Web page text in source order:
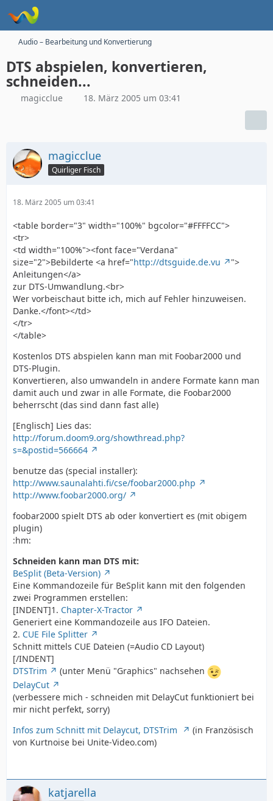
Audio – Bearbeitung und Konvertierung
DTS abspielen, konvertieren,
schneiden...
magicclue 18. März 2005 um 03:41
magicclue
Quirliger Fisch
18. März 2005 um 03:41
<table border="3" width="100%" bgcolor="#FFFFCC">
<tr>
<td width="100%"><font face="Verdana"
size="2">Bebilderte <a href="http://dtsguide.de.vu
">
Anleitungen</a>
zur DTS-Umwandlung.<br>
Wer vorbeischaut bitte ich, mich auf Fehler hinzuweisen.
Danke.</font></td>
</tr>
</table>
Kostenlos DTS abspielen kann man mit Foobar2000 und
DTS-Plugin.
Konvertieren, also umwandeln in andere Formate kann man
damit auch und zwar in alle Formate, die Foobar2000
beherrscht (das sind dann fast alle)
[Englisch] Lies das:
http://forum.doom9.org/showthread.php?
s=&postid=566664
benutze das (special installer):
http://www.saunalahti.fi/cse/foobar2000.php
http://www.foobar2000.org/
foobar2000 spielt DTS ab oder konvertiert es (mit obigem
plugin)
:hm:
Schneiden kann man DTS mit:
BeSplit (Beta-Version)
Eine Kommandozeile für BeSplit kann mit den folgenden
zwei Programmen erstellen:
[INDENT]1. Chapter-X-Tractor
Generiert eine Kommandozeile aus IFO Dateien.
2. CUE File Splitter
Schnitt mittels CUE Dateien (=Audio CD Layout)
[/INDENT]
DTSTrim
(unter Menü "Graphics" nachsehen
DelayCut
(verbessere mich - schneiden mit DelayCut funktioniert bei
mir nicht perfekt, sorry)
Infos zum Schnitt mit Delaycut, DTSTrim
(in Französisch
von Kurtnoise bei Unite-Video.com)
katjarella